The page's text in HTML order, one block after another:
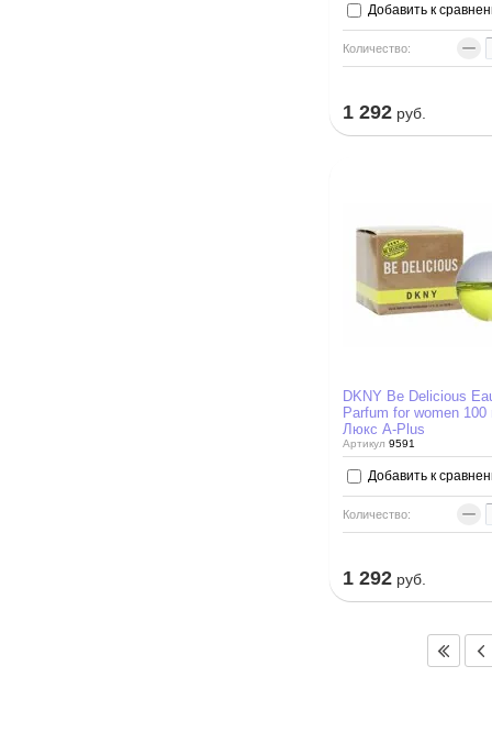
Добавить к
Количество: −
1 292 руб.
DKNY Be Delicious
Parfum for women 100
Люкс A-Plus
Артикул 9591
Добавить к
Количество: −
1 292 руб.